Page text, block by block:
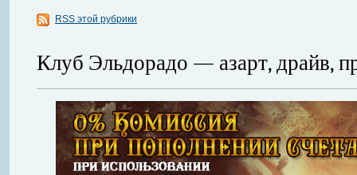
Можно ли увеличить грудь без операции? Таким вопросом
себя в форме. Давайте же подробнее рассмотрим этот вопрос. А
речь, нужно углубиться в анатомию.Далее...
RSS этой рубрики
Клуб Эльдорадо — азарт, драйв,